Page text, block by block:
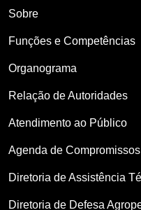
Sobre
Funções e Competências
Organograma
Relação de Autoridades
Atendimento ao Público
Agenda de
Diretoria de Assistência
Diretoria de Defesa